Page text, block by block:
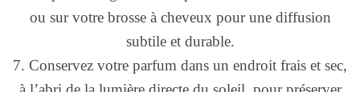
ou sur votre brosse à cheveux pour une diffusion
subtile et durable.
7. Conservez votre parfum dans un endroit frais et sec,